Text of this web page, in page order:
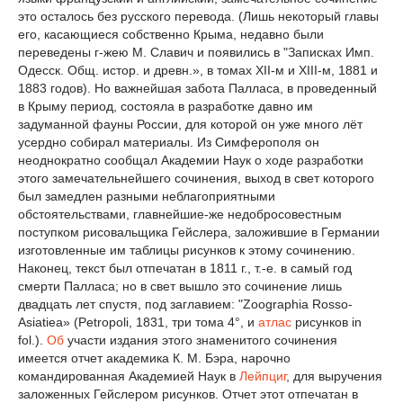
это осталось без русского перевода. (Лишь некоторый главы
его, касающиеся собственно Крыма, недавно были
переведены г-жею М. Славич и появились в "Записках Имп.
Одесск. Общ. истор. и древн.», в томах XII-м и XIII-м, 1881 и
1883 годов). Но важнейшая забота Палласа, в проведенный
в Крыму период, состояла в разработке давно им
задуманной фауны России, для которой он уже много лёт
усердно собирал материалы. Из Симферополя он
неоднократно сообщал Академии Наук о ходе разработки
этого замечательнейшего сочинения, выход в свет которого
был замедлен разными неблагоприятными
обстоятельствами, главнейшие-же недобросовестным
поступком рисовальщика Гейслера, заложившие в Германии
изготовленные им таблицы рисунков к этому сочинению.
Наконец, текст был отпечатан в 1811 г., т.-е. в самый год
смерти Палласа; но в свет вышло это сочинение лишь
двадцать лет спустя, под заглавием: "Zoographia Rosso-
Asiatiea» (Petropoli, 1831, три тома 4°, и атлас рисунков in
fol.). Об участи издания этого знаменитого сочинения
имеется отчет академика К. М. Бэра, нарочно
командированная Академией Наук в Лейпциг, для выручения
заложенных Гейслером рисунков. Отчет этот отпечатан в